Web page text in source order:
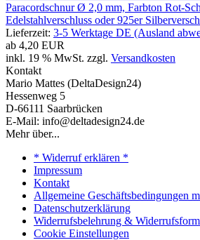
Paracordschnur Ø 2,0 mm, Farbton Rot-
Edelstahlverschluss oder 925er
Lieferzeit: 3-5 Werktage DE (Ausland
ab 4,20 EUR
inkl. 19 % MwSt. zzgl. Versandkosten
Kontakt
Mario Mattes (DeltaDesign24)
Hessenweg 5
D-66111 Saarbrücken
E-Mail: info@deltadesign24.de
Mehr über...
* Widerruf erklären *
Impressum
Kontakt
Allgemeine Geschäftsbedingungen
Datenschutzerklärung
Widerrufsbelehrung &
Cookie Einstellungen